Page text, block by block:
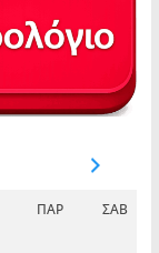
ΠΑΡ ΣΆΒ